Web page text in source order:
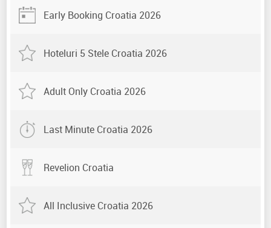
Early Booking Croatia 2026
Hoteluri 5 Stele Croatia 2026
Adult Only Croatia 2026
Last Minute Croatia 2026
Revelion Croatia
All Inclusive Croatia 2026